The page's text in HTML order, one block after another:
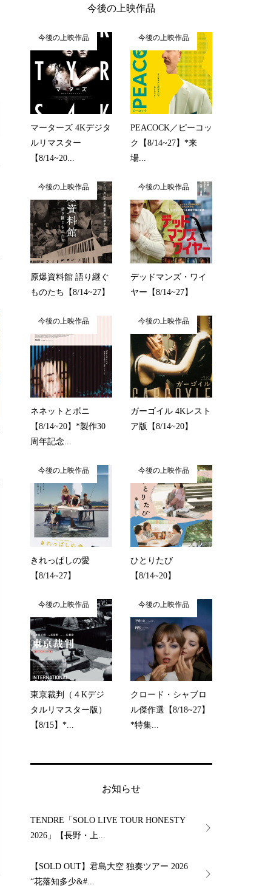
今後の上映作品
今後の上映作品
マーターズ 4Kデジタ
ルリマスター
【8/14~20...
今後の上映作品
PEACOCK／ピーコッ
ク【8/14~27】*来
場...
今後の上映作品
原爆資料館 語り継ぐ
ものたち【8/14~27】
今後の上映作品
デッドマンズ・ワイ
ヤー【8/14~27】
今後の上映作品
ネネットとボニ
【8/14~20】*製作30
周年記念...
今後の上映作品
ガーゴイル 4Kレスト
ア版【8/14~20】
今後の上映作品
きれっぱしの愛
【8/14~27】
今後の上映作品
ひとりたび
【8/14~20】
今後の上映作品
東京裁判（４Kデジ
タルリマスター版）
【8/15】*...
今後の上映作品
クロード・シャブロ
ル傑作選【8/18~27】
*特集...
お知らせ
TENDRE「SOLO LIVE TOUR HONESTY
2026」【長野・上...
【SOLD OUT】君島大空 独奏ツアー 2026
“花落知多少&#...